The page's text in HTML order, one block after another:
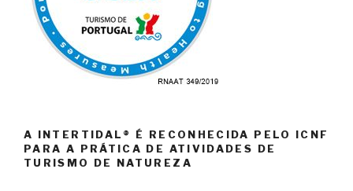
A INTERTIDAL® É RECONHECIDA PELO ICNF
PARA A PRÁTICA DE ATIVIDADES DE
TURISMO DE NATUREZA